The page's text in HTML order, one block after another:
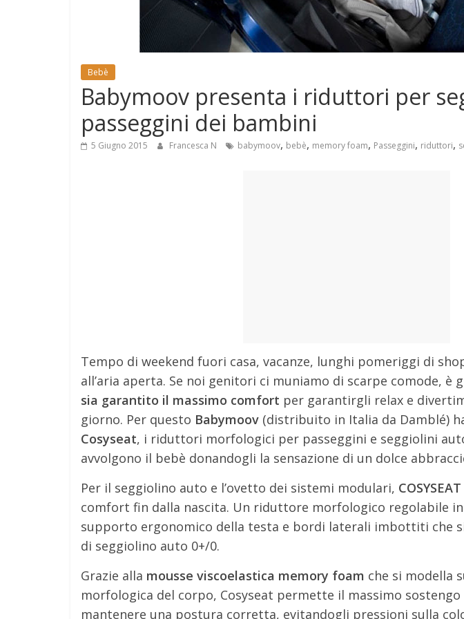
Bebè
Babymoov presenta i riduttori per
passeggini dei bambini
5 Giugno 2015 Francesca N babymoov, bebè, memory foam, Passeggini, riduttori,
Tempo di weekend fuori casa, vacanze, lunghi pomeriggi di
all’aria aperta. Se noi genitori ci muniamo di scarpe comode, è
sia garantito il massimo comfort per garantirgli relax e
giorno. Per questo Babymoov (distribuito in Italia da Damblé)
Cosyseat, i riduttori morfologici per passeggini e seggiolini
avvolgono il bebè donandogli la sensazione di un dolce
Per il seggiolino auto e l’ovetto dei sistemi modulari, COSYSEAT
comfort fin dalla nascita. Un riduttore morfologico regolabile
supporto ergonomico della testa e bordi laterali imbottiti che
di seggiolino auto 0+/0.
Grazie alla mousse viscoelastica memory foam che si modella
morfologica del corpo, Cosyseat permette il massimo
mantenere una postura corretta, evitandogli pressioni sulla